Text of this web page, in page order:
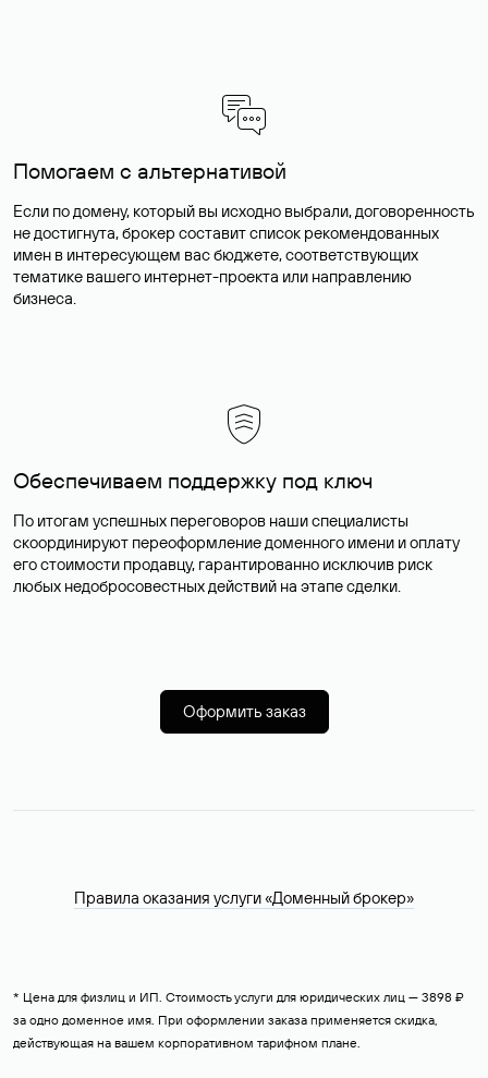
Помогаем с альтернативой
Если по домену, который вы исходно выбрали, договоренность
не достигнута, брокер составит список рекомендованных
имен в интересующем вас бюджете, соответствующих
тематике вашего интернет-проекта или направлению
бизнеса.
Обеспечиваем поддержку под ключ
По итогам успешных переговоров наши специалисты
скоординируют переоформление доменного имени и оплату
его стоимости продавцу, гарантированно исключив риск
любых недобросовестных действий на этапе сделки.
Оформить заказ
Правила оказания услуги «Доменный брокер»
* Цена для физлиц и ИП. Стоимость услуги для юридических лиц — 3898 ₽
за одно доменное имя. При оформлении заказа применяется скидка,
действующая на вашем корпоративном тарифном плане.